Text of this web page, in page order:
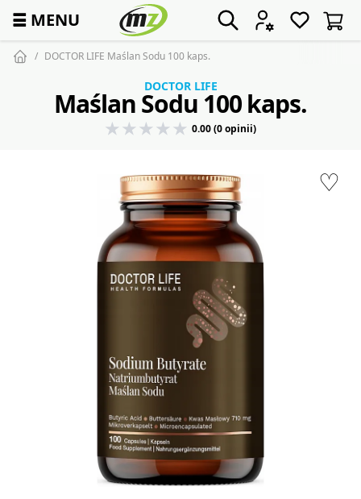
☰ MENU
DOCTOR LIFE Maślan Sodu 100 kaps.
♡
DOCTOR LIFE
Maślan Sodu 100 kaps.
0.00 (0 opinii)